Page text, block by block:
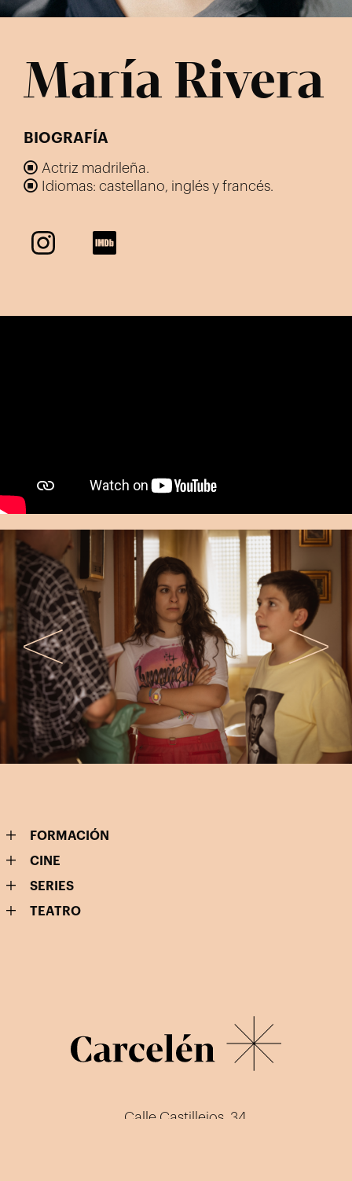
María Rivera
BIOGRAFÍA
Actriz madrileña.
Idiomas: castellano, inglés y francés.
FORMACIÓN
CINE
SERIES
TEATRO
Calle Castillejos, 34